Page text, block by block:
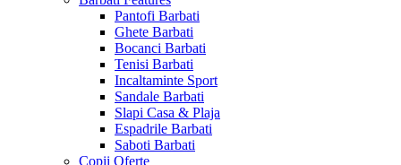
Pantofi Barbati
Ghete Barbati
Bocanci Barbati
Tenisi Barbati
Incaltaminte Sport
Sandale Barbati
Slapi Casa & Plaja
Espadrile Barbati
Saboti Barbati
Copii Oferte